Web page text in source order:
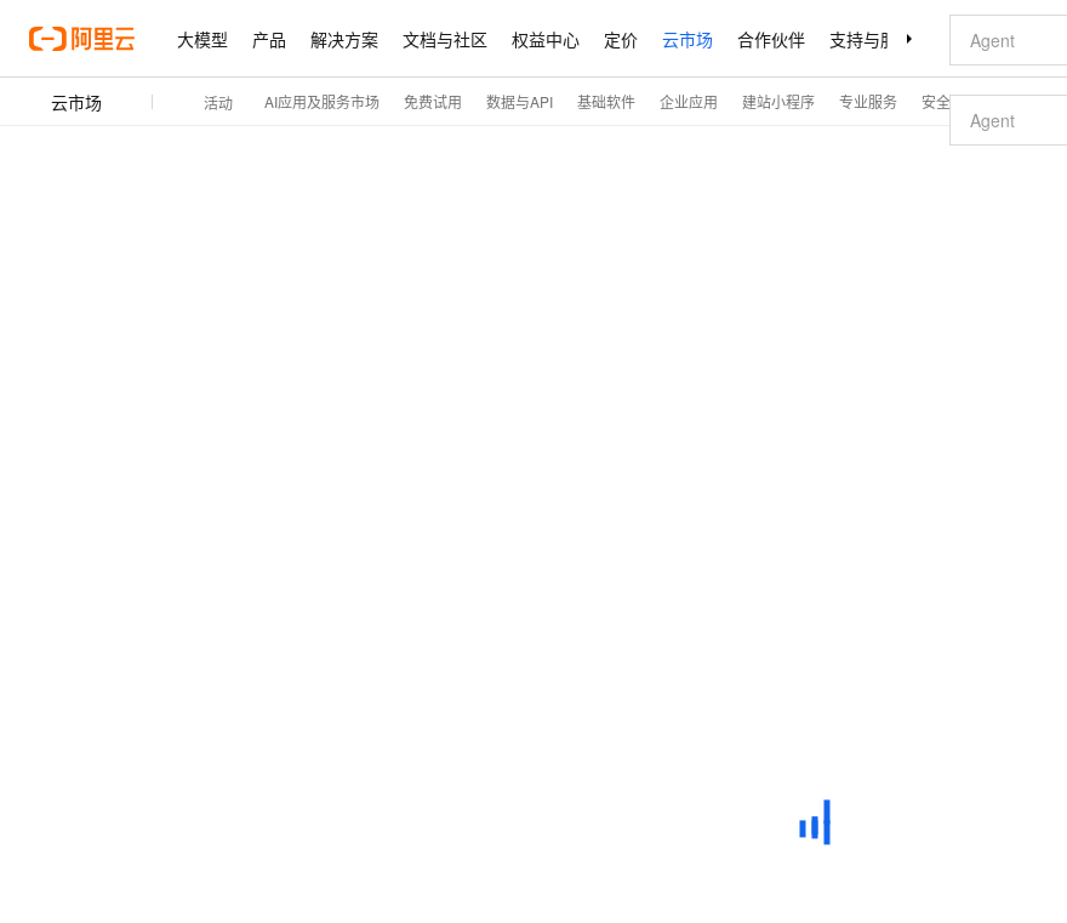
大模型 产品 解决方案 文档与社区 权益中心 定价 云市场 合作伙伴 支持与服务 了解阿里云
云市场 活动 AI应用及服务市场 免费试用 数据与API 基础软件 企业应用 建站小程序 专业服务 安全 开发与运维